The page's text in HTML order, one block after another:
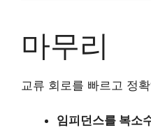
마무리
교류 회로를 빠르고 정
임피던스를 복소